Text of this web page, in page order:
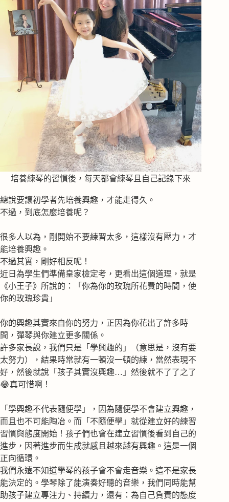
培養練琴的習慣後，每天都會練琴且自己記錄下來
總說要讓初學者先培養興趣，才能走得久。
不過，到底怎麼培養呢？
很多人以為，剛開始不要練習太多，這樣沒有壓力，才
能培養興趣。
不過其實，剛好相反呢！
近日為學生們準備皇家檢定考，更看出這個道理，就是
《小王子》所說的：「你為你的玫瑰所花費的時間，使
你的玫瑰珍貴」
你的興趣其實來自你的努力，正因為你花出了許多時
間，彈琴與你建立更多關係。
許多家長說，我們只是「學興趣的」（意思是，沒有要
太努力），結果時常就有一頓沒一頓的練，當然表現不
好，然後就說「孩子其實沒興趣…」然後就不了了之了
😂真可惜啊！
「學興趣不代表隨便學」，因為隨便學不會建立興趣，
而且也不可能陶冶。而「不隨便學」就從建立好的練習
習慣與態度開始！孩子們也會在建立習慣後看到自己的
進步，因著進步而生成就感且越來越有興趣。這是一個
正向循環。
我們永遠不知道學琴的孩子會不會走音樂。這不是家長
能決定的。學琴除了能演奏好聽的音樂，我們同時能幫
助孩子建立專注力、持續力，還有：為自己負責的態度